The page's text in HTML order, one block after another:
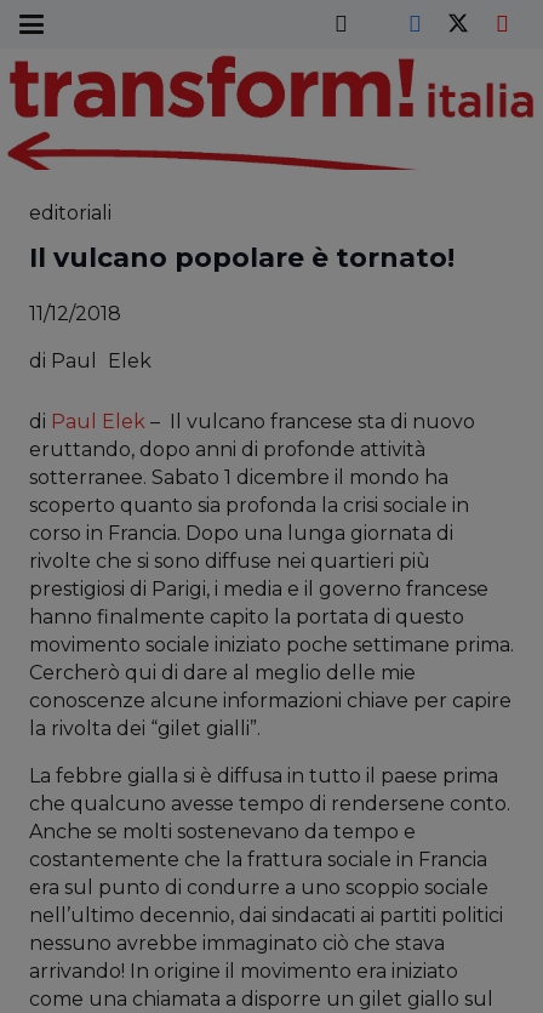
editoriali
Il vulcano popolare è tornato!
11/12/2018
di Paul Elek
di Paul Elek – Il vulcano francese sta di nuovo
eruttando, dopo anni di profonde attività
sotterranee. Sabato 1 dicembre il mondo ha
scoperto quanto sia profonda la crisi sociale in
corso in Francia. Dopo una lunga giornata di
rivolte che si sono diffuse nei quartieri più
prestigiosi di Parigi, i media e il governo francese
hanno finalmente capito la portata di questo
movimento sociale iniziato poche settimane prima.
Cercherò qui di dare al meglio delle mie
conoscenze alcune informazioni chiave per capire
la rivolta dei “gilet gialli”.
La febbre gialla si è diffusa in tutto il paese prima
che qualcuno avesse tempo di rendersene conto.
Anche se molti sostenevano da tempo e
costantemente che la frattura sociale in Francia
era sul punto di condurre a uno scoppio sociale
nell’ultimo decennio, dai sindacati ai partiti politici
nessuno avrebbe immaginato ciò che stava
arrivando! In origine il movimento era iniziato
come una chiamata a disporre un gilet giallo sul